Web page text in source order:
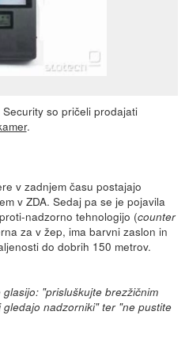
so pričeli prodajati
.
v zadnjem času postajajo
v ZDA. Sedaj pa se je pojavila
nadzorno tehnologijo (counter
za v žep, ima barvni zaslon in
do dobrih 150 metrov.
"prisluškujte brezžičnim
nadzorniki" ter "ne pustite